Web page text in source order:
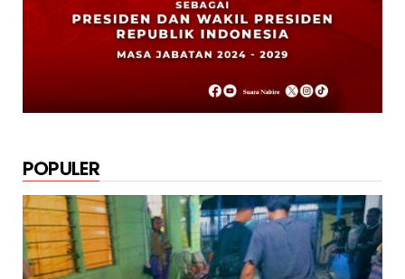
October 23, 2024
POPULER